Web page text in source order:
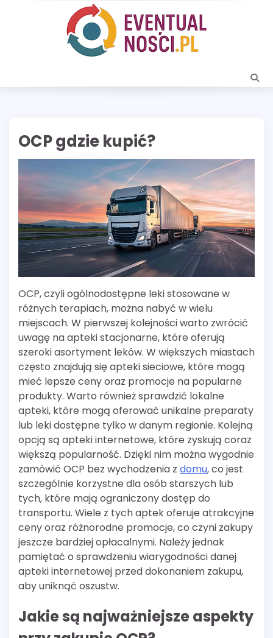
OCP gdzie kupić?
OCP, czyli ogólnodostępne leki stosowane w
różnych terapiach, można nabyć w wielu
miejscach. W pierwszej kolejności warto zwrócić
uwagę na apteki stacjonarne, które oferują
szeroki asortyment leków. W większych miastach
często znajdują się apteki sieciowe, które mogą
mieć lepsze ceny oraz promocje na popularne
produkty. Warto również sprawdzić lokalne
apteki, które mogą oferować unikalne preparaty
lub leki dostępne tylko w danym regionie. Kolejną
opcją są apteki internetowe, które zyskują coraz
większą popularność. Dzięki nim można wygodnie
zamówić OCP bez wychodzenia z domu, co jest
szczególnie korzystne dla osób starszych lub
tych, które mają ograniczony dostęp do
transportu. Wiele z tych aptek oferuje atrakcyjne
ceny oraz różnorodne promocje, co czyni zakupy
jeszcze bardziej opłacalnymi. Należy jednak
pamiętać o sprawdzeniu wiarygodności danej
apteki internetowej przed dokonaniem zakupu,
aby uniknąć oszustw.
Jakie są najważniejsze aspekty